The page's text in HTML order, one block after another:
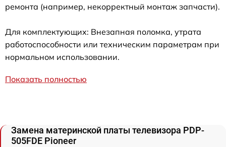
ремонта (например, некорректный монтаж запчасти).
Для комплектующих: Внезапная поломка, утрата
работоспособности или техническим параметрам при
нормальном использовании.
Показать полностью
Замена материнской платы телевизора PDP-
505FDE Pioneer